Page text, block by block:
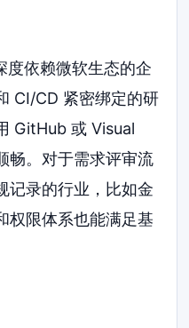
度依赖微软生态的企
CI/CD 紧密绑定的研
GitHub 或 Visual
畅。对于需求评审流
记录的行业，比如金
权限体系也能满足基